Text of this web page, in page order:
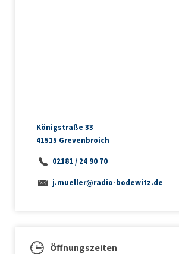
Königstraße 33
41515 Grevenbroich
02181 / 24 90 70
j.mueller@radio-bodewitz.de
Öffnungszeiten